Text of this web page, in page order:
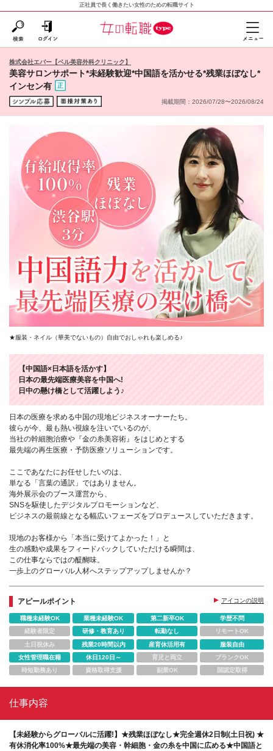
正社員で長く働きたい女性のための転職サイト
株式会社エバー【ベル美容外科クリニック】
美容サロンサポート*未経験歓迎*中国語を活かせる*残業ほぼなし*
インセン有
掲載期間：2026/07/28〜2026/08/24
★服装・ネイル（華美でないもの）自由でおしゃれも楽しめる♪
【中国語×日本語を活かす】
日本の最先端医療美容を中国へ!
日中の懸け橋として活躍しよう♪
日本の医療を求める中国の現地ビジネスオーナーたち。
彼らが今、最も熱い視線を注いでいるのが、
当社の幹細胞治療や『金の糸美容術』をはじめとする
最先端の再生医療・予防医療ソリューションです。
ここであなたにお任せしたいのは、
単なる「言葉の通訳」ではありません。
海外展示会のブース運営から、
SNSを駆使したデジタルプロモーションなど、
ビジネスの最前線となる幅広いフェーズをプロデュースしていただきます。
現地のお客様から「本当に受けてよかった！」と
生の感動や成果をフィードバックしていただける瞬間は、
この仕事ならではの醍醐味。
一歩上のグローバル人材へステップアップしませんか？
アピールポイント アイコンの説明
職種未経験OK 業種未経験OK 第二新卒OK
学歴不問
経験者限定
研修・教育あり 転勤なし
リモートOK
土日祝休み
残業20時間以内 産育休活用有
服装自由
女性管理職在籍
休日120日～ 育児と両立
ブランクOK
時短勤務あり
資格取得支援 副業OK 国認定取得
仕事内容
【未経験からグローバルに活躍!】★残業ほぼなし★完全週休2日制(土日祝) ★
有休消化率100%★最先端の美容・幹細胞・金の糸を中国に広める★中国語と